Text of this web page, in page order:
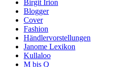
Birgit Irion
Blogger
Cover
Fashion
Händlervorstellungen
Janome Lexikon
Kullaloo
M bis Q